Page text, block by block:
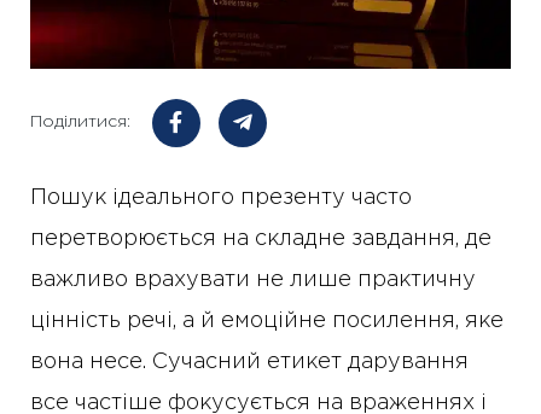
Поділитися:
Пошук ідеального презенту часто
перетворюється на складне завдання, де
важливо врахувати не лише практичну
цінність речі, а й емоційне посилення, яке
вона несе. Сучасний етикет дарування
все частіше фокусується на враженнях і